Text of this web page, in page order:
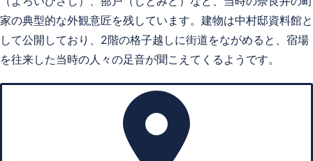
家の典型的な外観意匠を残しています。建物は中村邸資料館と
して公開しており、2階の格子越しに街道をながめると、宿場
を往来した当時の人々の足音が聞こえてくるようです。